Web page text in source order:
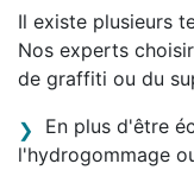
Il existe plusieurs
Nos experts
de graffiti ou du
En plus d'être
l'hydrogommage